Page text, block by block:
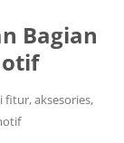
Bagian
fitur, aksesories,